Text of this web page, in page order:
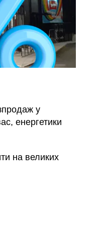
у
енергетики
на великих